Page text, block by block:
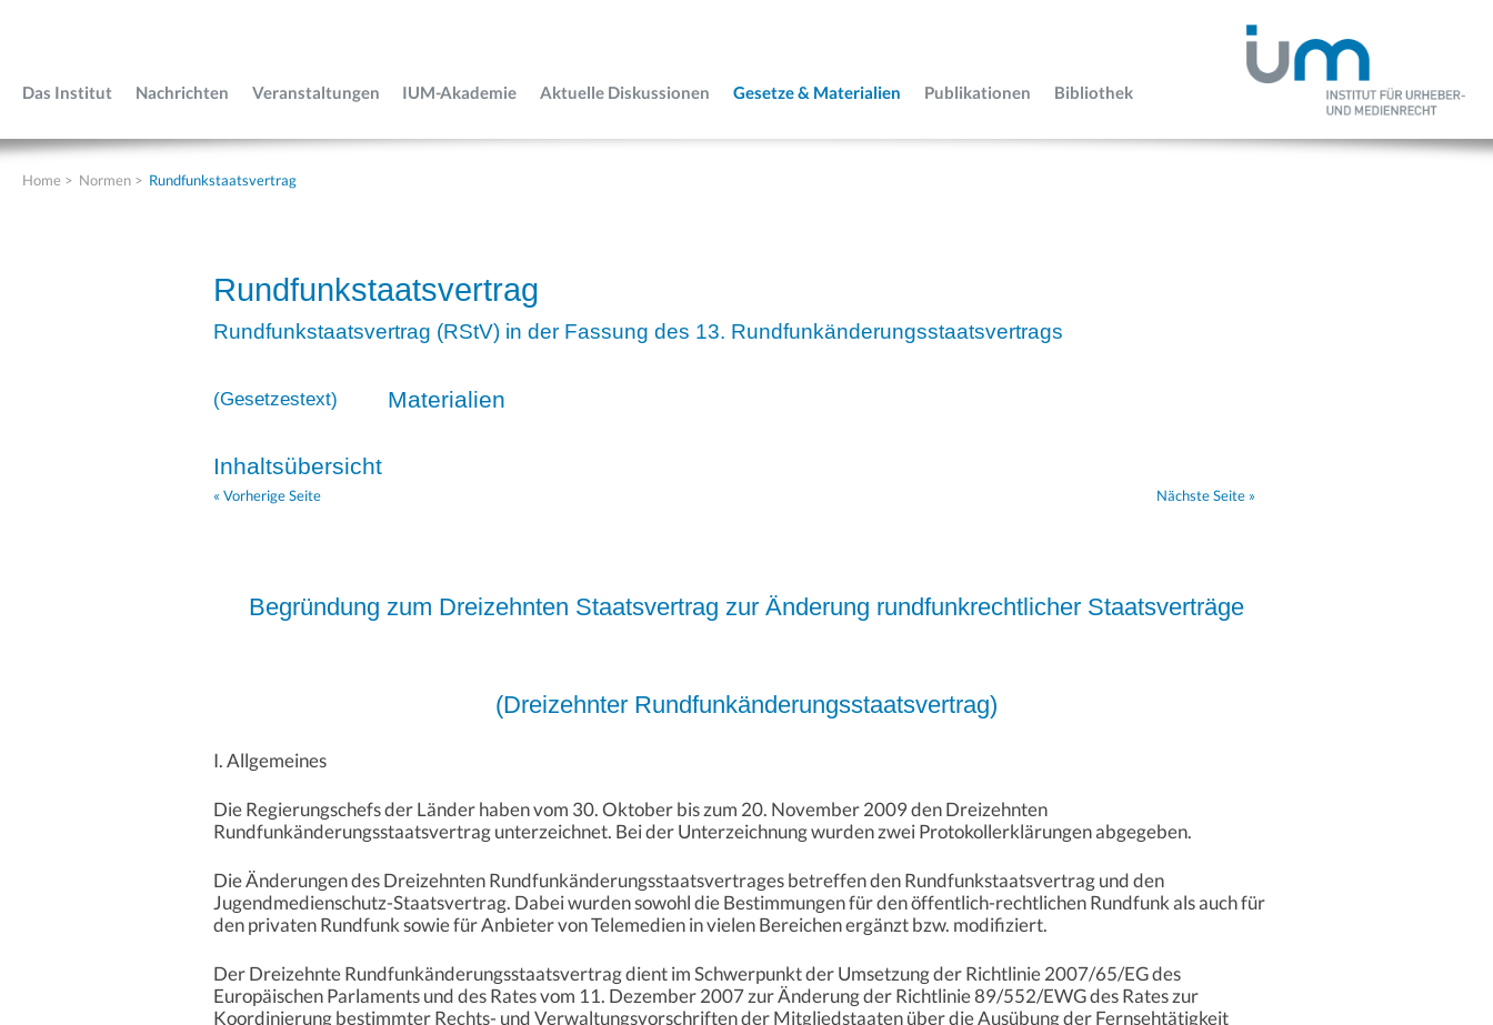
Das Institut Nachrichten Veranstaltungen IUM-Akademie Aktuelle Diskussionen Gesetze & Materialien Publikationen Bibliothek
Home > Normen > Rundfunkstaatsvertrag
Rundfunkstaatsvertrag
Rundfunkstaatsvertrag (RStV) in der Fassung des 13. Rundfunkänderungsstaatsvertrags
Materialien
(Gesetzestext)
Inhaltsübersicht
« Vorherige Seite Nächste Seite »
Begründung zum Dreizehnten Staatsvertrag zur Änderung rundfunkrechtlicher Staatsverträge
(Dreizehnter Rundfunkänderungsstaatsvertrag)
I. Allgemeines
Die Regierungschefs der Länder haben vom 30. Oktober bis zum 20. November 2009 den Dreizehnten
Rundfunkänderungsstaatsvertrag unterzeichnet. Bei der Unterzeichnung wurden zwei Protokollerklärungen abgegeben.
Die Änderungen des Dreizehnten Rundfunkänderungsstaatsvertrages betreffen den Rundfunkstaatsvertrag und den
Jugendmedienschutz-Staatsvertrag. Dabei wurden sowohl die Bestimmungen für den öffentlich-rechtlichen Rundfunk als auch für
den privaten Rundfunk sowie für Anbieter von Telemedien in vielen Bereichen ergänzt bzw. modifiziert.
Der Dreizehnte Rundfunkänderungsstaatsvertrag dient im Schwerpunkt der Umsetzung der Richtlinie 2007/65/EG des
Europäischen Parlaments und des Rates vom 11. Dezember 2007 zur Änderung der Richtlinie 89/552/EWG des Rates zur
Koordinierung bestimmter Rechts- und Verwaltungsvorschriften der Mitgliedstaaten über die Ausübung der Fernsehtätigkeit